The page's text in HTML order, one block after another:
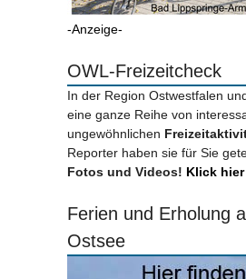
-Anzeige-
OWL-Freizeitcheck
In der Region Ostwestfalen
eine ganze Reihe von
ungewöhnlichen
Reporter haben sie für Sie
Fotos und Videos! Klick hier
Ferien und Erholung
Ostsee